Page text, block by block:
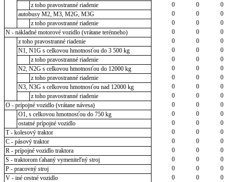
z toho pravostranné riadenie
0 0
0
autobusy M2, M3, M2G, M3G
0 0
0
z toho pravostranné riadenie
0 0
0
N - nákladné motorové vozidlo (vrátane terénneho)
0 0
0
z toho pravostranné riadenie
0 0
0
N1, N1G s celkovou hmotnosťou do 3 500 kg
0 0
0
z toho pravostranné riadenie
0 0
0
N2, N2G s celkovou hmotnosťou do 12000 kg
0 0
0
z toho pravostranné riadenie
0 0
0
N3, N3G s celkovou hmotnosťou nad 12000 kg
0 0
0
z toho pravostranné riadenie
0 0
0
O - prípojné vozidlo (vrátane návesa)
0 0
0
O1, s celkovou hmotnosťou do 750 kg
0 0
0
ostatné prípojné vozidlo
0 0
0
T - kolesový traktor
0 0
0
C - pásový traktor
0 0
0
R - prípojné vozidlo traktora
0 0
0
S - traktorom ťahaný vymeniteľný stroj
0 0
0
P - pracovný stroj
0 0
0
V - iné cestné vozidlo
0 0
0